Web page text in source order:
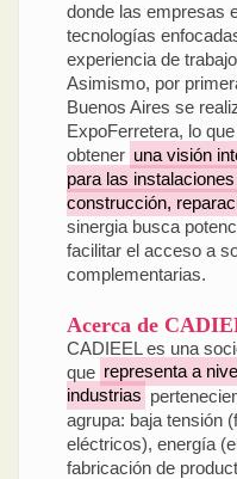
donde las empresas
tecnologías
experiencia de
Asimismo, por
Buenos Aires se
ExpoFerretera, lo
obtener una visión
para las
construcción,
sinergia busca
facilitar el acceso a
complementarias.
Acerca de
CADIEEL es una
que representa a
industrias
agrupa: baja tensión
eléctricos), energía
fabricación de